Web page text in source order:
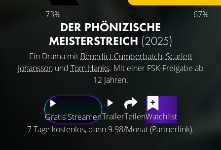
73% 67%
DER PHÖNIZISCHE
MEISTERSTREICH (2025)
Ein Drama mit Benedict Cumberbatch, Scarlett
Johanssonund Tom Hanks. Mit einer FSK-Freigabe ab
12 Jahren.
Gratis StreamenTrailerTeilenWatchlist
7 Tage kostenlos, dann 9.98/Monat (Partnerlink).